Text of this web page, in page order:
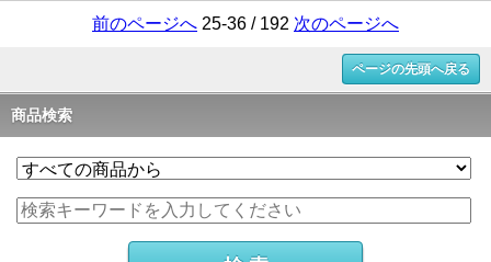
前のページへ 25-36 / 192 次のページへ
ページの先頭へ戻る
商品検索